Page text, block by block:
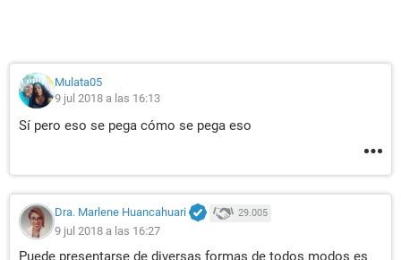
Mulata05
9 jul 2018 a las 16:13
Sí pero eso se pega cómo se pega eso
Dra. Marlene Huancahuari 29.005
9 jul 2018 a las 16:27
Puede presentarse de diversas formas de todos modos es